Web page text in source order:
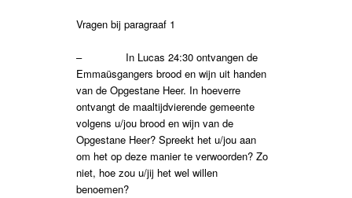
Vragen bij paragraaf 1
– In Lucas 24:30 ontvangen de
Emmaüsgangers brood en wijn uit handen
van de Opgestane Heer. In hoeverre
ontvangt de maaltijdvierende gemeente
volgens u/jou brood en wijn van de
Opgestane Heer? Spreekt het u/jou aan
om het op deze manier te verwoorden? Zo
niet, hoe zou u/jij het wel willen
benoemen?